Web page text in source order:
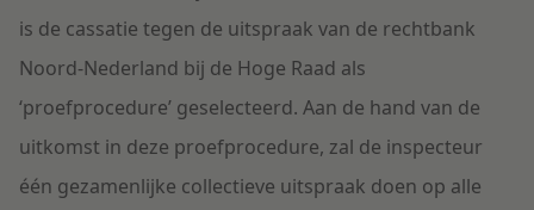
is de cassatie tegen de uitspraak van de rechtbank
Noord-Nederland bij de Hoge Raad als
‘proefprocedure’ geselecteerd. Aan de hand van de
uitkomst in deze proefprocedure, zal de inspecteur
één gezamenlijke collectieve uitspraak doen op alle